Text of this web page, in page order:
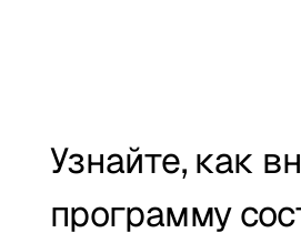
Узнайте, как
программу